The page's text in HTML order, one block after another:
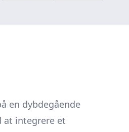
en dybdegående
at integrere et